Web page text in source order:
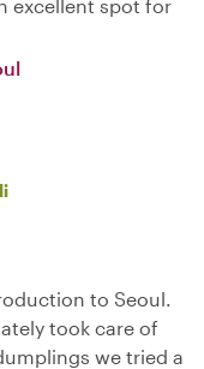
excellent spot for
to Seoul.
took care of
we tried a